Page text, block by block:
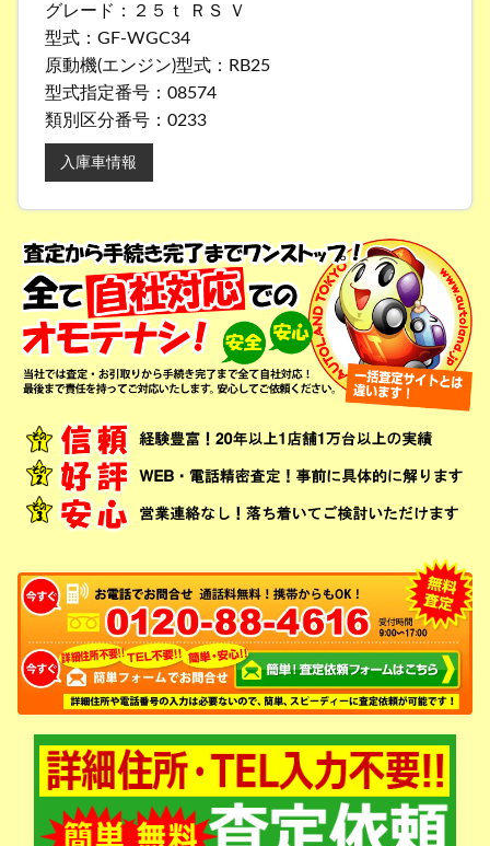
グレード：２５ｔ ＲＳ Ｖ
型式：GF-WGC34
原動機(エンジン)型式：RB25
型式指定番号：08574
類別区分番号：0233
入庫車情報